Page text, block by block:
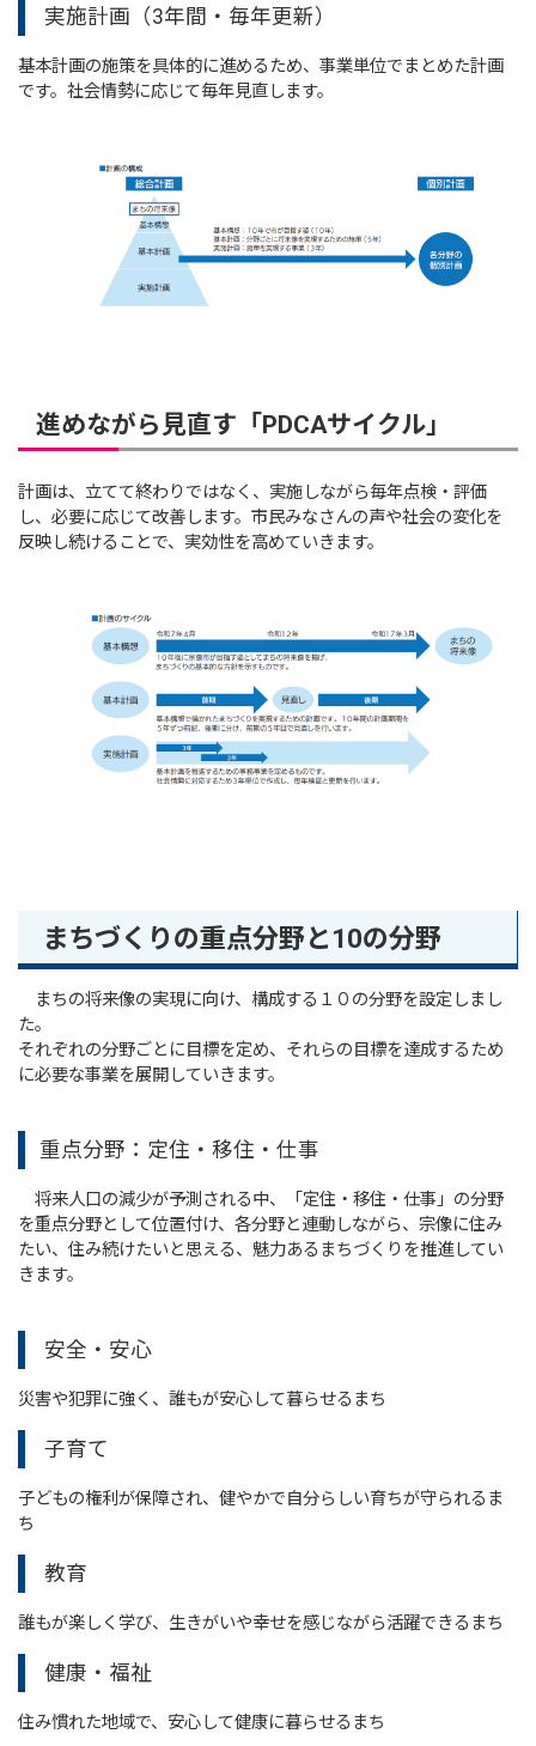
実施計画（3年間・毎年更新）
基本計画の施策を具体的に進めるため、事業単位でまとめた計画
です。社会情勢に応じて毎年見直します。
進めながら見直す「PDCAサイクル」
計画は、立てて終わりではなく、実施しながら毎年点検・評価
し、必要に応じて改善します。市民みなさんの声や社会の変化を
反映し続けることで、実効性を高めていきます。
まちづくりの重点分野と10の分野
まちの将来像の実現に向け、構成する１０の分野を設定しまし
た。
それぞれの分野ごとに目標を定め、それらの目標を達成するため
に必要な事業を展開していきます。
重点分野：定住・移住・仕事
将来人口の減少が予測される中、「定住・移住・仕事」の分野
を重点分野として位置付け、各分野と連動しながら、宗像に住み
たい、住み続けたいと思える、魅力あるまちづくりを推進してい
きます。
安全・安心
災害や犯罪に強く、誰もが安心して暮らせるまち
子育て
子どもの権利が保障され、健やかで自分らしい育ちが守られるま
ち
教育
誰もが楽しく学び、生きがいや幸せを感じながら活躍できるまち
健康・福祉
住み慣れた地域で、安心して健康に暮らせるまち